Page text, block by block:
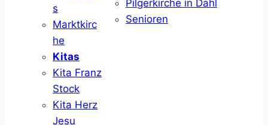
s
Marktkirc
he
Kitas
Kita Franz
Stock
Kita Herz
Jesu
Pilgerkirche in Dahl
Senioren